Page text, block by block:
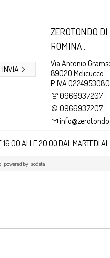
INVIA
ZEROTONDO DI AUDDINO
ROMINA .
Via Antonio
89020 Melicucco -
P.
0966937207
0966937207
16:00 ALLE 20:00 DAL MARTEDI
powered by società